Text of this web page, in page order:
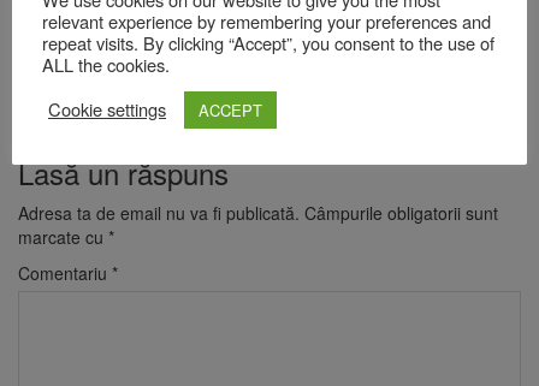
Lasă un răspuns
Adresa ta de email nu va fi publicată. Câmpurile obligatorii sunt
marcate cu *
Comentariu *
relevant experience by remembering your preferences and
repeat visits. By clicking “Accept”, you consent to the use of
ALL the cookies.
Cookie settings
ACCEPT